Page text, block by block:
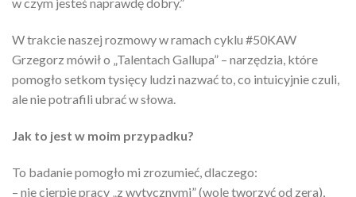
W trakcie naszej rozmowy w ramach cyklu #50KAW
Grzegorz mówił o „Talentach Gallupa” – narzędzia, które
pomogło setkom tysięcy ludzi nazwać to, co intuicyjnie czuli,
ale nie potrafili ubrać w słowa.
Jak to jest w moim przypadku?
To badanie pomogło mi zrozumieć, dlaczego:
– nie cierpię pracy „z wytycznymi” (wolę tworzyć od zera),